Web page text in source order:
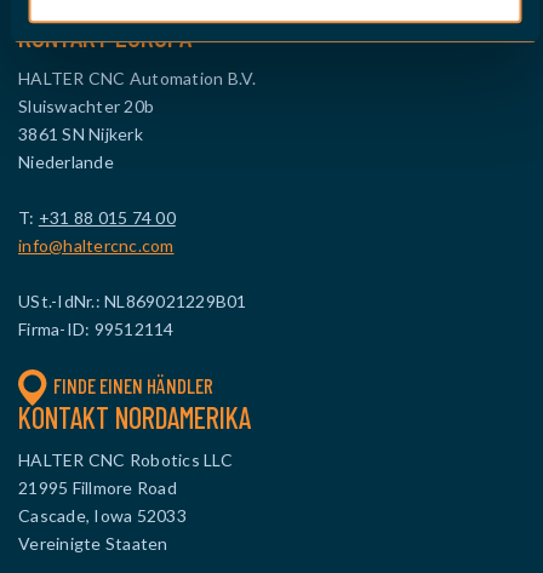
KONTAKT EUROPA
HALTER CNC Automation B.V.
Sluiswachter 20b
3861 SN Nijkerk
Niederlande
T: +31 88 015 74 00
info@haltercnc.com
USt.-IdNr.: NL869021229B01
Firma-ID: 99512114
FINDE EINEN HÄNDLER
KONTAKT NORDAMERIKA
HALTER CNC Robotics LLC
21995 Fillmore Road
Cascade, Iowa 52033
Vereinigte Staaten